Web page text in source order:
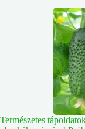
Természetes